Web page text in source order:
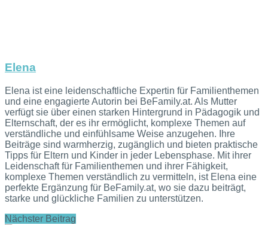
Elena
Elena ist eine leidenschaftliche Expertin für Familienthemen
und eine engagierte Autorin bei BeFamily.at. Als Mutter
verfügt sie über einen starken Hintergrund in Pädagogik und
Elternschaft, der es ihr ermöglicht, komplexe Themen auf
verständliche und einfühlsame Weise anzugehen. Ihre
Beiträge sind warmherzig, zugänglich und bieten praktische
Tipps für Eltern und Kinder in jeder Lebensphase. Mit ihrer
Leidenschaft für Familienthemen und ihrer Fähigkeit,
komplexe Themen verständlich zu vermitteln, ist Elena eine
perfekte Ergänzung für BeFamily.at, wo sie dazu beiträgt,
starke und glückliche Familien zu unterstützen.
Nächster Beitrag